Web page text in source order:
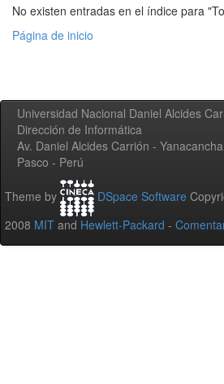
No existen entradas en el índice para
Página de inicio
Universidad Nacional Daniel Alcides
Dirección de Informática
Av. Daniel Alcides Carrión - Yanacancha
Pasco - Perú
Theme by DSpace Software
2008 MIT and Hewlett-Packard -